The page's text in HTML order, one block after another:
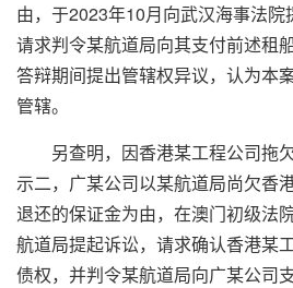
由，于2023年10月向武汉海事法院
请求判令某航道局向其支付前述租
答辩期间提出管辖权异议，认为本
管辖。
另查明，因香港某工程公司拖
示二，广某公司以某航道局尚欠香
退还的保证金为由，在澳门初级法
航道局提起诉讼，请求确认香港某
债权，并判令某航道局向广某公司